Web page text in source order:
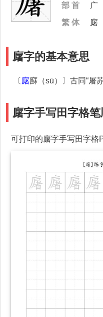
部 首
广
繁 体
廜
廜字的基本意思
〔 廜㢝（sū）〕古同“屠苏
廜字手写田字格
可打印的廜字手写田字格